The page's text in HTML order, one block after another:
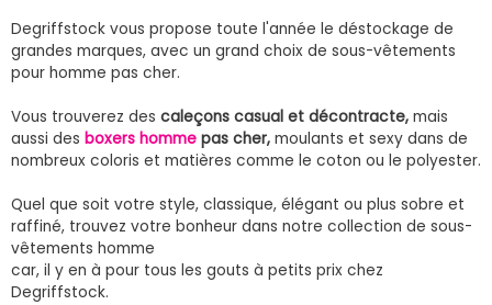
Degriffstock vous propose toute l'année le déstockage de
grandes marques, avec un grand choix de sous-vêtements
pour homme pas cher.
Vous trouverez des caleçons casual et décontracte, mais
aussi des boxers homme pas cher, moulants et sexy dans de
nombreux coloris et matières comme le coton ou le polyester.
Quel que soit votre style, classique, élégant ou plus sobre et
raffiné, trouvez votre bonheur dans notre collection de sous-
vêtements homme
car, il y en à pour tous les gouts à petits prix chez
Degriffstock.